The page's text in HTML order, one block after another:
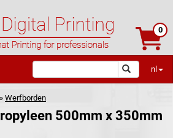
0
nl
» Werfborden
500mm x 350mm